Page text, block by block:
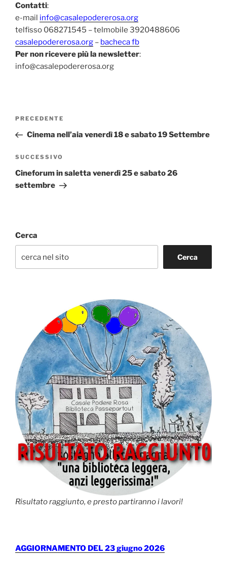
Contatti:
e-mail info@casalepodererosa.org
telfisso 068271545 – telmobile 3920488606
casalepodererosa.org – bacheca fb
Per non ricevere più la newsletter:
info@casalepodererosa.org
Navigazione
Articolo
precedente:
PRECEDENTE
Cinema nell’aia venerdì 18 e sabato 19 Settembre
Articolo
successivo
SUCCESSIVO
Cineforum in saletta venerdì 25 e sabato 26
settembre
Cerca
Cerca
Risultato raggiunto, e presto partiranno i lavori!
AGGIORNAMENTO DEL 23 giugno 2026